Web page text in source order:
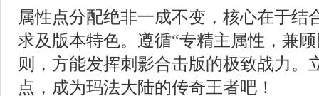
属性点分配绝非一成不变，核心在于结
求及版本特色。遵循“专精主属性，兼
则，方能发挥刺影合击版的极致战力。
点，成为玛法大陆的传奇王者吧！